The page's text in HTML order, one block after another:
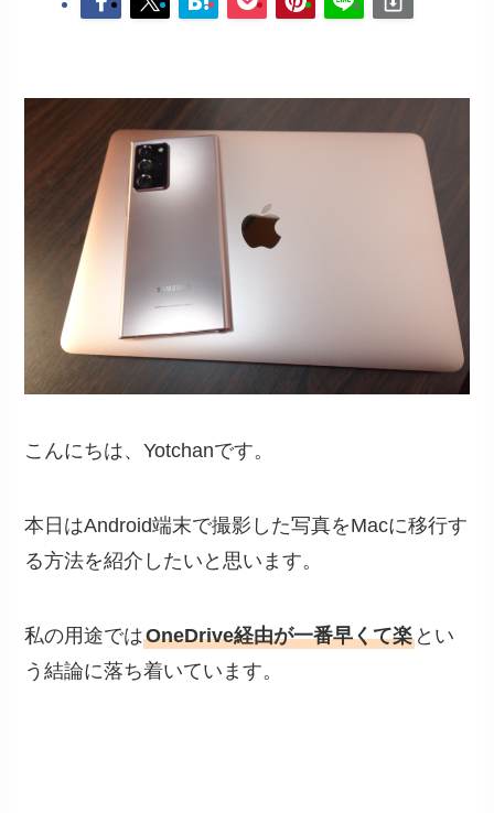
こんにちは、Yotchanです。
本日はAndroid端末で撮影した写真をMacに移行す
る方法を紹介したいと思います。
私の用途ではOneDrive経由が一番早くて楽 とい
う結論に落ち着いています。